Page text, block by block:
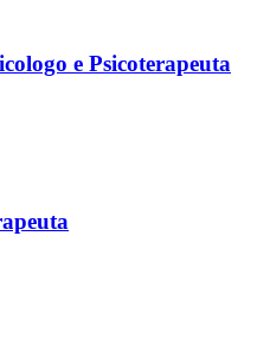
e Psicoterapeuta